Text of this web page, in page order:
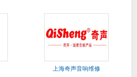
上海奇声音响维修